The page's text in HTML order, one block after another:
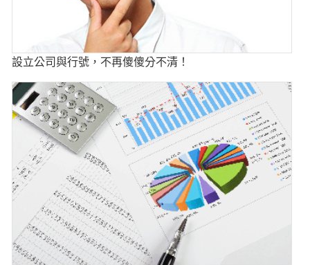
設立公司與行號，不再傻傻分不清！